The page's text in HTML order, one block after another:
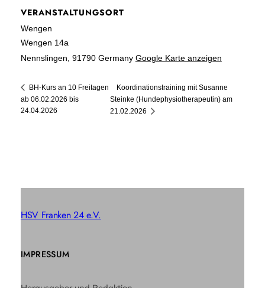
VERANSTALTUNGSORT
Wengen
Wengen 14a
Nennslingen 91790 Germany Google Karte anzeigen
BH-Kurs an 10 Freitagen
ab 06.02.2026 bis
24.04.2026
Koordinationstraining mit Susanne
Steinke (Hundephysiotherapeutin) am
21.02.2026
HSV Franken 24 e.V.
IMPRESSUM